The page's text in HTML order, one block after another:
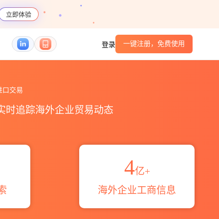
立即体验
登录 一键注册，免费使用
交易
时追踪海外企业贸易动态
4亿+
海外企业工商信息